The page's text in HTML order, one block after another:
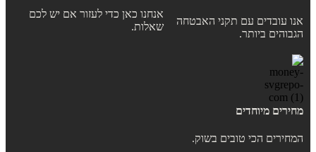
אנו עובדים עם תקני האבטחה
הגבוהים ביותר.
אנחנו כאן כדי לעזור אם יש לכם
שאלות.
מחירים מיוחדים
המחירים הכי טובים בשוק.